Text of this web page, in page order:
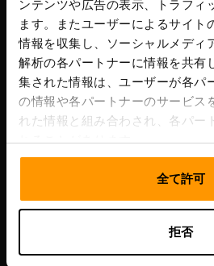
ンテンツや広告の表示、トラフィ
ます。またユーザーによるサイト
情報を収集し、ソーシャルメディ
解析の各パートナーに情報を共有
集された情報は、ユーザーが各パ
の情報や各パートナーのサービス
れた情報と組み合わされ、各パー
れることがあります。
全て許可
拒否
Scalable Hosting Solutions OÜ
登録コード: 14652605
VAT番号: EE102133820
住所: Harju maakond, Tallinn,
Vesivärava tn 50-201, 10152
クイックナビ